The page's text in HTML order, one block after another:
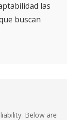
las
buscan
Below are